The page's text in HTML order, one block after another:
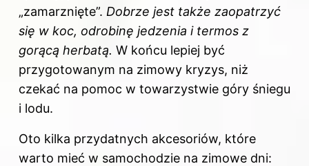
„zamarznięte”. Dobrze jest także zaopatrzyć
się w koc, odrobinę jedzenia i termos z
gorącą herbatą. W końcu lepiej być
przygotowanym na zimowy kryzys, niż
czekać na pomoc w towarzystwie góry śniegu
i lodu.
Oto kilka przydatnych akcesoriów, które
warto mieć w samochodzie na zimowe dni: